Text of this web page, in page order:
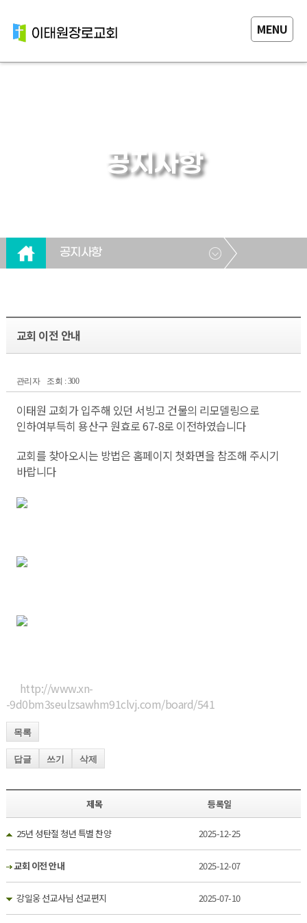
MENU
공지사항
공지사항
교회 이전 안내
관리자 조회 : 300
이태원 교회가 입주해 있던 서빙고 건물의 리모델링으로
인하여부득히 용산구 원효로 67-8로 이전하였습니다
교회를 찾아오시는 방법은 홈페이지 첫화면을 참조해 주시기
바랍니다
http://www.xn-
-9d0bm3seulzsawhm91clvj.com/board/541
목록
답글 쓰기 삭제
제목 등록일
25년 성탄절 청년 특별 찬양 2025-12-25
교회 이전 안내 2025-12-07
강일웅 선교사님 선교편지 2025-07-10